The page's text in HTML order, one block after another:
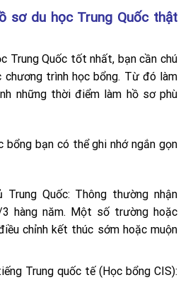
sơ du học Trung Quốc thật
Trung Quốc tốt nhất, bạn cần chú
chương trình học bổng. Từ đó làm
những thời điểm làm hồ sơ phù
bổng bạn có thể ghi nhớ ngắn gọn
Trung Quốc: Thông thường nhận
hàng năm. Một số trường hoặc
chỉnh kết thúc sớm hoặc muộn
Trung quốc tế (Học bổng CIS):